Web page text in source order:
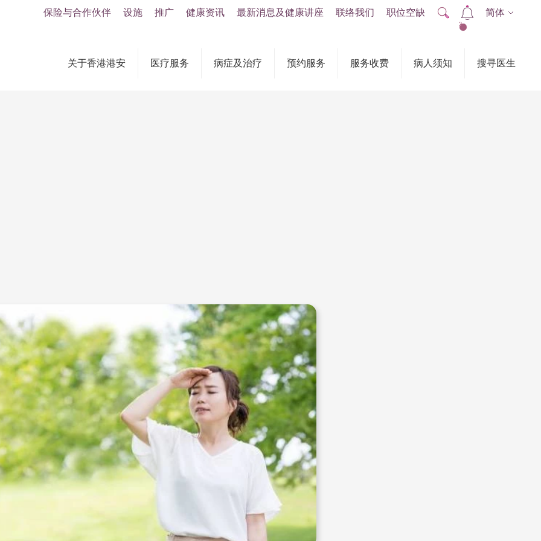
关于香港港安 医疗服务 病症及治疗 预约服务 服务收费 病人须知 搜寻医生
保险与合作伙伴 设施 推广 健康资讯 最新消息及健康讲座 联络我们 职位空缺
2
简体